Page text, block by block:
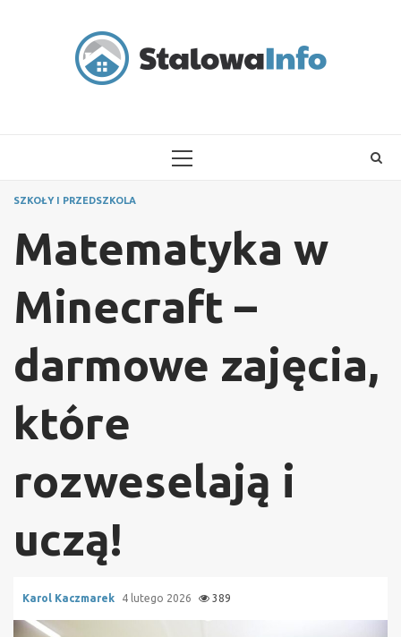
PRIMARY
SZKOŁY I PRZEDSZKOLA
Matematyka w
Minecraft –
darmowe zajęcia,
które
rozweselają i
uczą!
Karol Kaczmarek 4 lutego 2026 389